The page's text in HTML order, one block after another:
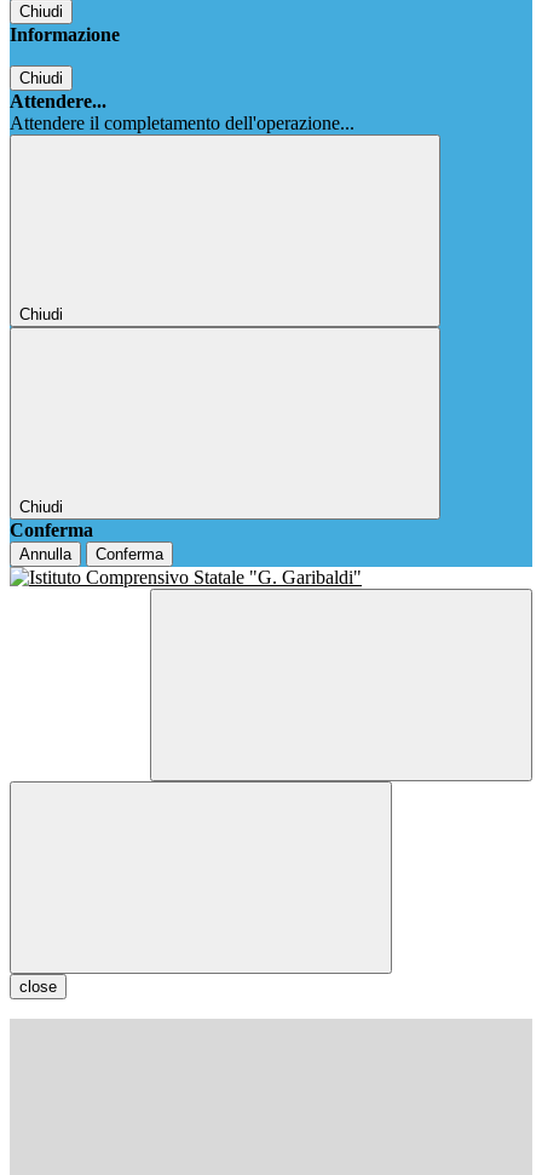
Chiudi
Informazione
Chiudi
Attendere...
Attendere il completamento dell'operazione...
Chiudi
Chiudi
Conferma
Annulla Conferma
close